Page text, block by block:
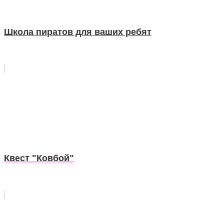
Школа пиратов для ваших ребят
Квест "Ковбой"